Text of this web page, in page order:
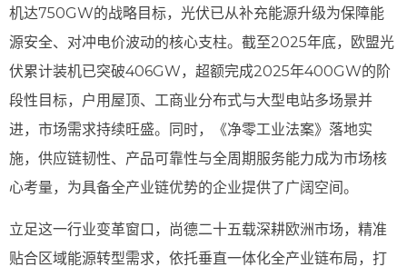
机达750GW的战略目标，光伏已从补充能源升级为保障能
源安全、对冲电价波动的核心支柱。截至2025年底，欧盟光
伏累计装机已突破406GW，超额完成2025年400GW的阶
段性目标，户用屋顶、工商业分布式与大型电站多场景并
进，市场需求持续旺盛。同时，《净零工业法案》落地实
施，供应链韧性、产品可靠性与全周期服务能力成为市场核
心考量，为具备全产业链优势的企业提供了广阔空间。
立足这一行业变革窗口，尚德二十五载深耕欧洲市场，精准
贴合区域能源转型需求，依托垂直一体化全产业链布局，打